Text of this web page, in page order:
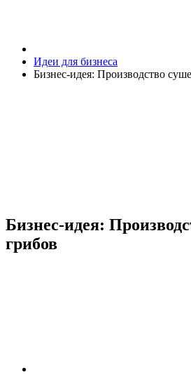
Идеи для бизнеса
Бизнес-идея: Производство
Бизнес-идея:
грибов